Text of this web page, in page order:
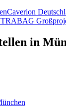
Caverion
in